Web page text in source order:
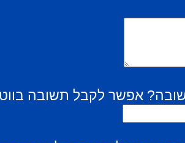
אפשר לקבל תשובה